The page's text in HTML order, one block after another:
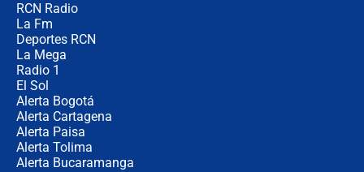
RCN Radio
La Fm
Deportes RCN
La Mega
Radio 1
El Sol
Alerta Bogotá
Alerta Cartagena
Alerta Paisa
Alerta Tolima
Alerta Bucaramanga